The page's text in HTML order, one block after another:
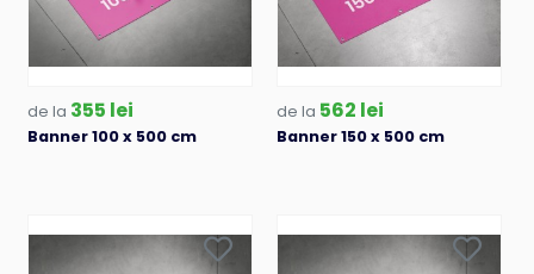
de la 355 lei
Banner 100 x 500 cm
de la 562 lei
Banner 150 x 500 cm